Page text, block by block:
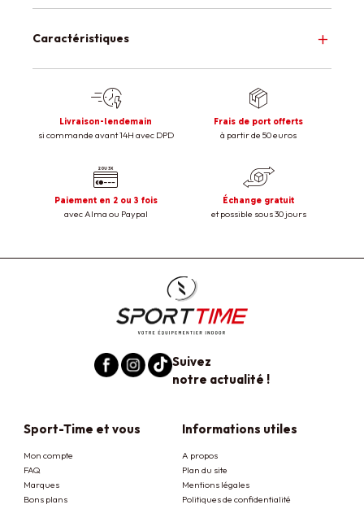
Caractéristiques
Livraison-lendemain
si commande avant 14H avec DPD
Frais de port offerts
à partir de 50 euros
Paiement en 2 ou 3 fois
avec Alma ou Paypal
Échange gratuit
et possible sous 30 jours
Suivez
notre actualité !
Sport-Time et vous
Mon compte
FAQ
Marques
Bons plans
Informations utiles
A propos
Plan du site
Mentions légales
Politiques de confidentialité